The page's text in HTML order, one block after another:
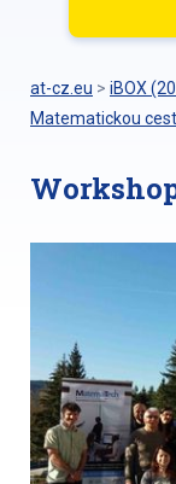
at-cz.eu > iBOX
Matematickou